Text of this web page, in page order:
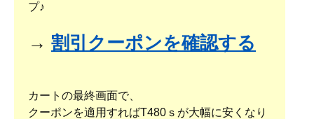
プ♪
→ 割引クーポンを確認する
カートの最終画面で、
クーポンを適用すればT480ｓが大幅に安くなり